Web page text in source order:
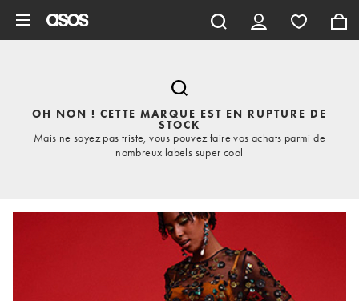
OH NON ! CETTE MARQUE EST EN RUPTURE DE
STOCK
Mais ne soyez pas triste, vous pouvez faire vos achats parmi de
nombreux labels super cool